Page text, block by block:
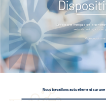
Spécialiste français de la
sets de soins, kits et
Conception
Nous travaillons actuellement sur